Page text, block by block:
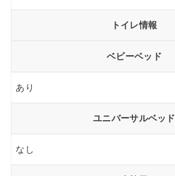
トイレ情報
ベビーベッド
あり
ユニバーサルベッド
なし